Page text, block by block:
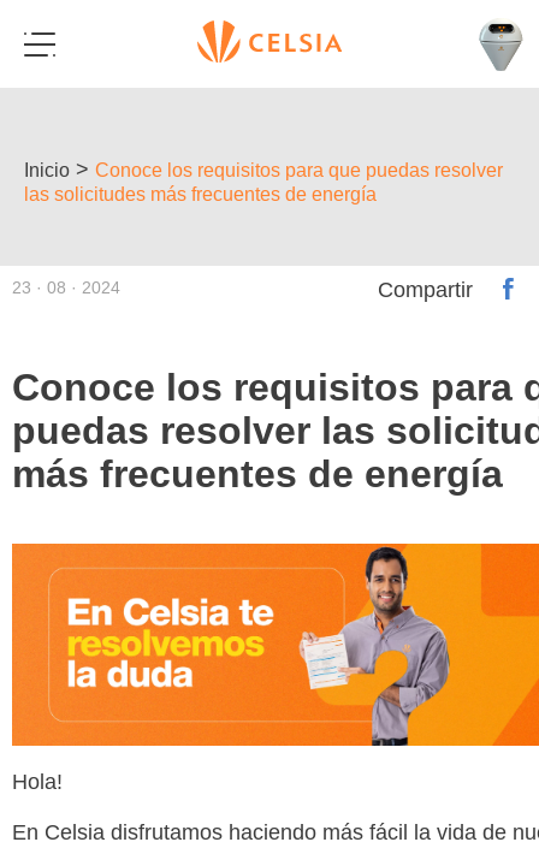
Inicio > Conoce los requisitos para que puedas resolver
las solicitudes más frecuentes de energía
23 · 08 · 2024 Compartir
Conoce los requisitos para
puedas resolver las
más frecuentes de energía
Hola!
En Celsia disfrutamos haciendo más fácil la vida de